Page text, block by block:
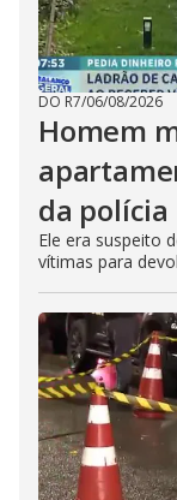
DO R7/06/08/2026
Homem
da polícia
Ele era suspeito
vítimas para